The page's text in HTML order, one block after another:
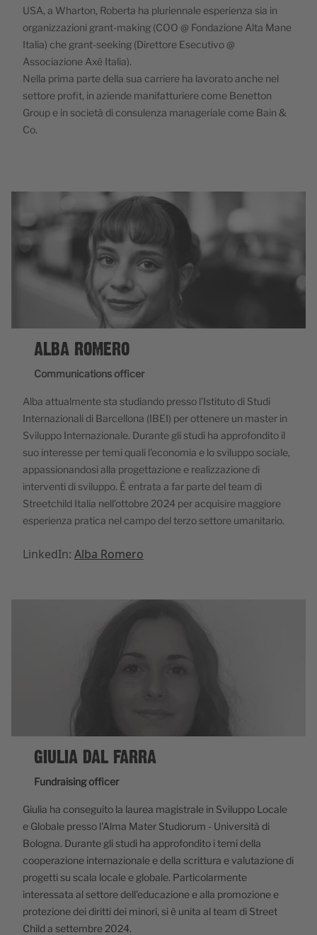
USA, a Wharton, Roberta ha pluriennale esperienza sia in
organizzazioni grant-making (COO @ Fondazione Alta Mane
Italia) che grant-seeking (Direttore Esecutivo @
Associazione Axé Italia).
Nella prima parte della sua carriere ha lavorato anche nel
settore profit, in aziende manifatturiere come Benetton
Group e in società di consulenza manageriale come Bain &
Co.
ALBA ROMERO
Communications officer
Alba attualmente sta studiando presso l'Istituto di Studi
Internazionali di Barcellona (IBEI) per ottenere un master in
Sviluppo Internazionale. Durante gli studi ha approfondito il
suo interesse per temi quali l'economia e lo sviluppo sociale,
appassionandosi alla progettazione e realizzazione di
interventi di sviluppo. È entrata a far parte del team di
Streetchild Italia nell'ottobre 2024 per acquisire maggiore
esperienza pratica nel campo del terzo settore umanitario.
LinkedIn: Alba Romero
GIULIA DAL FARRA
Fundraising officer
Giulia ha conseguito la laurea magistrale in Sviluppo Locale
e Globale presso l'Alma Mater Studiorum - Università di
Bologna. Durante gli studi ha approfondito i temi della
cooperazione internazionale e della scrittura e valutazione di
progetti su scala locale e globale. Particolarmente
interessata al settore dell'educazione e alla promozione e
protezione dei diritti dei minori, si è unita al team di Street
Child a settembre 2024.